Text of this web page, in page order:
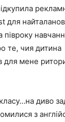
для
півроку
те, чия дитина
для мене
диво
з